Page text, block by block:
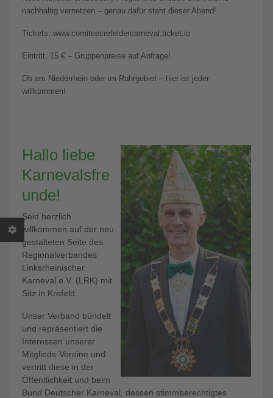
nachhaltig vernetzen – genau dafür steht dieser Abend!
Tickets: www.comiteecrefeldercarneval.ticket.io
Eintritt: 15 € – Gruppenpreise auf Anfrage!
Ob am Niederrhein oder im Ruhrgebiet – hier ist jeder
willkommen!
Hallo liebe
Karnevalsfre
unde!
Seid herzlich
willkommen auf der neu
gestalteten Seite des
Regionalverbandes
Linksrheinischer
Karneval e.V. (LRK) mit
Sitz in Krefeld.
Unser Verband bündelt
und repräsentiert die
Interessen unserer
Mitglieds-Vereine und
vertritt diese in der
Öffentlichkeit und beim
Bund Deutscher Karneval, dessen stimmberechtigtes